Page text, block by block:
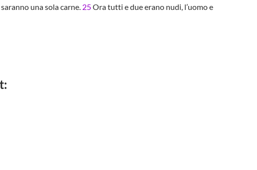
una sola carne. 25Ora tutti e due erano nudi, l’uomo e